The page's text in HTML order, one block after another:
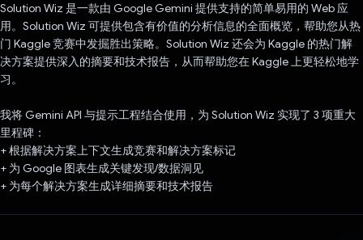
Solution Wiz 是一款由 Google Gemini 提供支持的简单易用的 Web 应
用。Solution Wiz 可提供包含有价值的分析信息的全面概览，帮助您从热
门 Kaggle 竞赛中发掘胜出策略。Solution Wiz 还会为 Kaggle 的热门解
决方案提供深入的摘要和技术报告，从而帮助您在 Kaggle 上更轻松地学
习。
我将 Gemini API 与提示工程结合使用，为 Solution Wiz 实现了 3 项重大
里程碑：
+ 根据解决方案上下文生成竞赛和解决方案标记
+ 为 Google 图表生成关键发现/数据洞见
+ 为每个解决方案生成详细摘要和技术报告